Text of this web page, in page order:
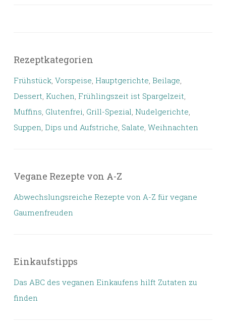
Rezeptkategorien
Frühstück Vorspeise Hauptgerichte Beilage
Dessert Kuchen Frühlingszeit ist Spargelzeit
Muffins Glutenfrei Grill-Spezial Nudelgerichte
Suppen Dips und Aufstriche Salate Weihnachten
Vegane Rezepte von A-Z
Abwechslungsreiche Rezepte von A-Z für vegane
Gaumenfreuden
Einkaufstipps
Das ABC des veganen Einkaufens hilft Zutaten zu
finden